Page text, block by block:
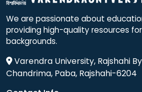
We are passionate about
providing high-quality resources
backgrounds.
Varendra University, Rajshahi
Chandrima, Paba, Rajshahi-6204